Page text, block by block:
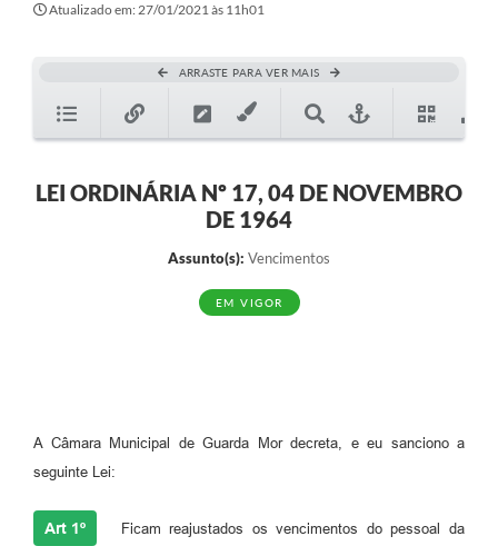
Atualizado em: 27/01/2021 às 11h01
ARRASTE PARA VER MAIS
LEI ORDINÁRIA Nº 17, 04 DE NOVEMBRO
DE 1964
Assunto(s): Vencimentos
EM VIGOR
A Câmara Municipal de Guarda Mor decreta, e eu sanciono a
seguinte Lei:
Art 1º Ficam reajustados os vencimentos do pessoal da